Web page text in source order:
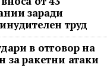
заради
труд
в отговор на
за ракетни атаки